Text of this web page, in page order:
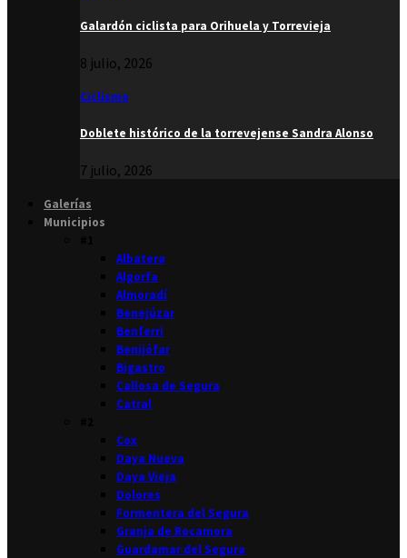
Galardón ciclista para Orihuela y Torrevieja
8 julio, 2026
Ciclismo
Doblete histórico de la torrevejense Sandra Alonso
7 julio, 2026
Galerías
Municipios
Albatera
Algorfa
Almoradí
Benejúzar
Benferri
Benijófar
Bigastro
Callosa de Segura
Catral
Cox
Daya Nueva
Daya Vieja
Dolores
Formentera del Segura
Granja de Rocamora
Guardamar del Segura